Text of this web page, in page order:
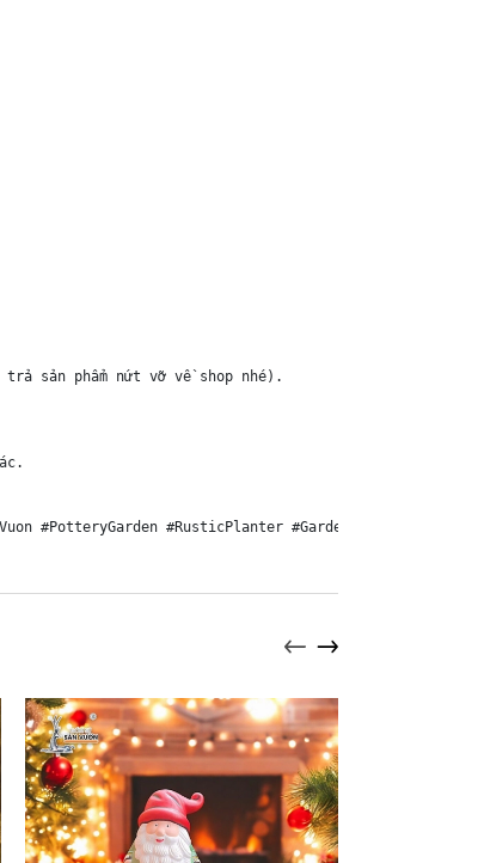
sản phẩm nứt vỡ về shop nhé).
#PotteryGarden #RusticPlanter #GardenPlanter